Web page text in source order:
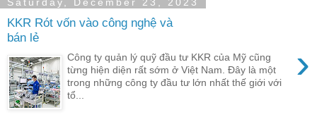
KKR Rót vốn vào công nghệ và
bán lẻ
›
Công ty quản lý quỹ đầu tư KKR của Mỹ cũng
từng hiện diện rất sớm ở Việt Nam. Đây là một
trong những công ty đầu tư lớn nhất thế giới với
tổ...